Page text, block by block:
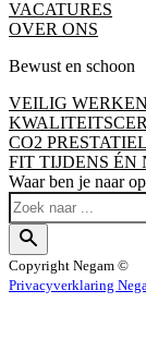
VACATURES
OVER ONS
Bewust en schoon
VEILIG
CO2
FIT TIJDENS ÉN
Waar ben je naar
Copyright Negam ©
Privacyverklaring